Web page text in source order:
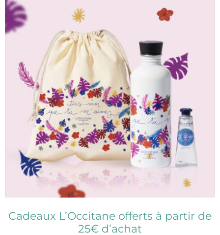
Cadeaux L’Occitane offerts à partir de
25€ d’achat